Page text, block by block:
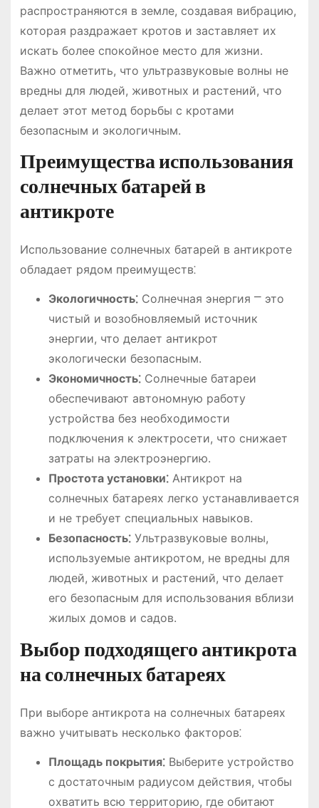
распространяются в земле, создавая вибрацию,
которая раздражает кротов и заставляет их
искать более спокойное место для жизни.
Важно отметить, что ультразвуковые волны не
вредны для людей, животных и растений, что
делает этот метод борьбы с кротами
безопасным и экологичным.
Преимущества использования
солнечных батарей в
антикроте
Использование солнечных батарей в антикроте
обладает рядом преимуществ⁚
Экологичность⁚Солнечная энергия ⎻ это
чистый и возобновляемый источник
энергии, что делает антикрот
экологически безопасным.
Экономичность⁚Солнечные батареи
обеспечивают автономную работу
устройства без необходимости
подключения к электросети, что снижает
затраты на электроэнергию.
Простота установки⁚Антикрот на
солнечных батареях легко устанавливается
и не требует специальных навыков.
Безопасность⁚Ультразвуковые волны,
используемые антикротом, не вредны для
людей, животных и растений, что делает
его безопасным для использования вблизи
жилых домов и садов.
Выбор подходящего антикрота
на солнечных батареях
При выборе антикрота на солнечных батареях
важно учитывать несколько факторов⁚
Площадь покрытия⁚Выберите устройство
с достаточным радиусом действия, чтобы
охватить всю территорию, где обитают